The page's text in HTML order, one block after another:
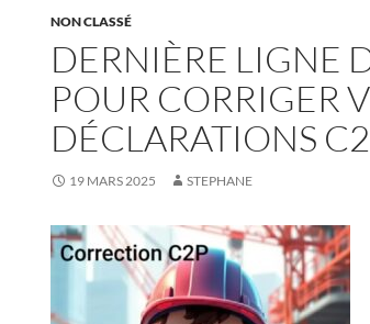
NON CLASSÉ
DERNIÈRE LIGNE
POUR CORRIGER
DÉCLARATIONS
19 MARS 2025 STEPHANE